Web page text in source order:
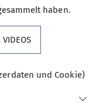
wie jedes
am Abend
und es wurde
den im Video
haben.
VIDEOS
und Cookie)